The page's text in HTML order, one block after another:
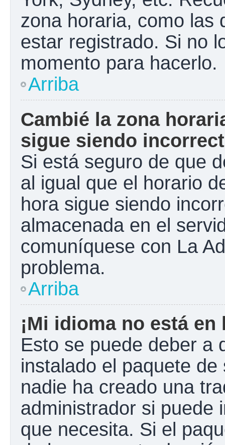
zona horaria, como las
estar registrado. Si no
momento para hacerlo.
Arriba
Cambié la zona
sigue siendo
Si está seguro de que
al igual que el horario
hora sigue siendo
almacenada en el
comuníquese con La
problema.
Arriba
¡Mi idioma no está
Esto se puede deber a
instalado el paquete
nadie ha creado una
administrador si puede
que necesita. Si el